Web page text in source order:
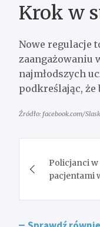
Krok w
Nowe regulacje
zaangażowaniu
najmłodszych
podkreślając, że
Źródło: facebook.com/
wpisu
Policjanci w
pacjentami